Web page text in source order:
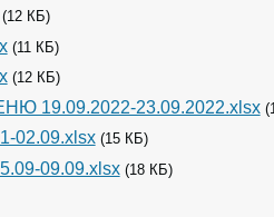
(12 КБ)
(11 КБ)
(12 КБ)
19.09.2022-23.09.2022.xlsx
02.09.xlsx (15 КБ)
09.09.xlsx (18 КБ)